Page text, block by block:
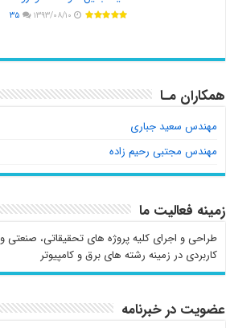
۱۳۹۳/۰۸/۱۰ ۳۵
همکاران مـا
مهندس سعید جباری
مهندس مجتبی رحیم زاده
زمینه فعالیت ما
طراحی و اجرای کلیه پروژه های تحقیقاتی، صنعتی و
کاربردی در زمینه رشته های برق و کامپیوتر
عضویت در خبرنامه